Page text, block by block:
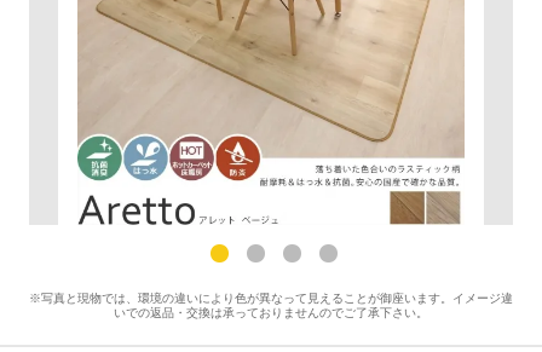
※写真と現物では、環境の違いにより色が異なって見えることが御座います。イメージ違
いでの返品・交換は承っておりませんのでご了承下さい。